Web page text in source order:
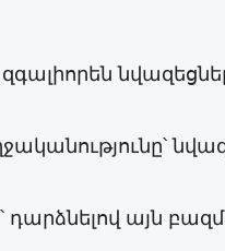
այն